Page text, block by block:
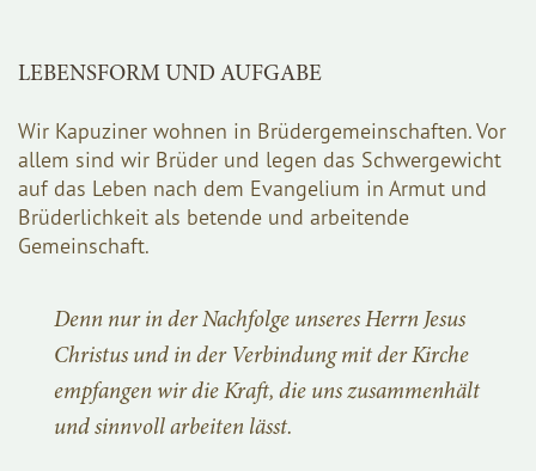
LEBENSFORM UND AUFGABE
Wir Kapuziner wohnen in Brüdergemeinschaften. Vor
allem sind wir Brüder und legen das Schwergewicht
auf das Leben nach dem Evangelium in Armut und
Brüderlichkeit als betende und arbeitende
Gemeinschaft.
Denn nur in der Nachfolge unseres Herrn Jesus
Christus und in der Verbindung mit der Kirche
empfangen wir die Kraft, die uns zusammenhält
und sinnvoll arbeiten lässt.